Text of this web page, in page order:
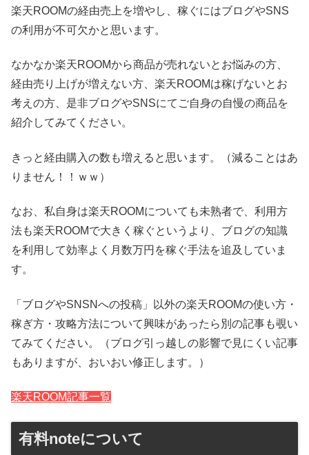
楽天ROOMの経由売上を増やし、稼ぐにはブログやSNS
の利用が不可欠かと思います。
なかなか楽天ROOMから商品が売れないとお悩みの方、
経由売り上げが増えない方、楽天ROOMは稼げないとお
考えの方、是非ブログやSNSにてご自身の自慢の商品を
紹介してみてください。
きっと経由購入の数も増えると思います。（減ることはあ
りません！！ｗｗ）
なお、私自身は楽天ROOMについても未熟者で、利用方
法も楽天ROOMで大きく稼ぐというより、ブログの知識
を利用して効率よく月数万円を稼ぐ手法を追及していま
す。
「ブログやSNSNへの投稿」以外の楽天ROOMの使い方・
稼ぎ方・攻略方法について興味があったら別の記事も覗い
てみてください。（ブログ引っ越しの影響で見にくい記事
もありますが、おいおい修正します。）
楽天ROOM記事一覧
有料noteについて